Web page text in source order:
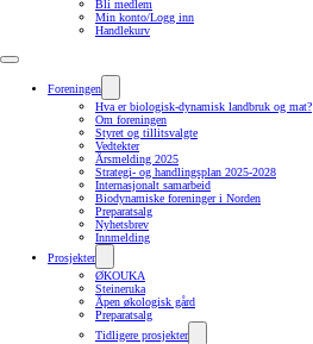
Bli medlem
Min konto/Logg inn
Handlekurv
Foreningen
Hva er biologisk-dynamisk landbruk og mat?
Om foreningen
Styret og tillitsvalgte
Vedtekter
Årsmelding 2025
Strategi- og handlingsplan 2025-2028
Internasjonalt samarbeid
Biodynamiske foreninger i Norden
Preparatsalg
Nyhetsbrev
Innmelding
Prosjekter
ØKOUKA
Steineruka
Åpen økologisk gård
Preparatsalg
Tidligere prosjekter